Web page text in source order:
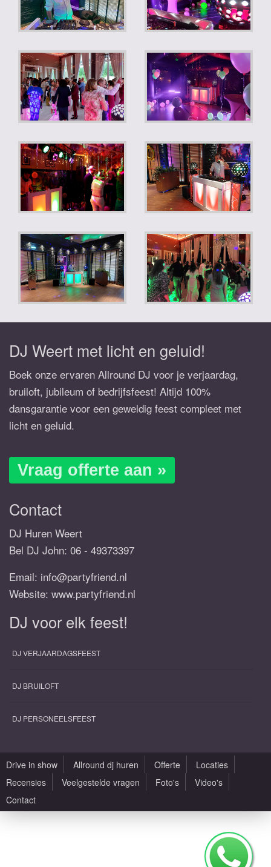
DJ Weert met licht en geluid!
Boek onze ervaren Allround DJ voor je verjaardag,
bruiloft, jubileum of bedrijfsfeest! Altijd 100%
dansgarantie voor een geweldig feest compleet met
licht en geluid.
Vraag offerte aan »
Contact
DJ Huren Weert
Bel DJ John: 06 - 49373397
Email: info@partyfriend.nl
Website: www.partyfriend.nl
DJ voor elk feest!
DJ VERJAARDAGSFEEST
DJ BRUILOFT
DJ PERSONEELSFEEST
Drive in show Allround dj huren Offerte
Locaties
Recensies
Veelgestelde vragen Foto's
Video's
Contact
Algemene voorwaarden
Zaallocaties |Design by